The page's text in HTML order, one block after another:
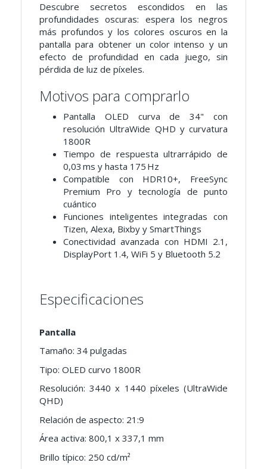
Descubre secretos escondidos en las
profundidades oscuras: espera los negros
más profundos y los colores oscuros en la
pantalla para obtener un color intenso y un
efecto de profundidad en cada juego, sin
pérdida de luz de píxeles.
Motivos para comprarlo
Pantalla OLED curva de 34" con
resolución UltraWide QHD y curvatura
1800R
Tiempo de respuesta ultrarrápido de
0,03 ms y hasta 175 Hz
Compatible con HDR10+, FreeSync
Premium Pro y tecnología de punto
cuántico
Funciones inteligentes integradas con
Tizen, Alexa, Bixby y SmartThings
Conectividad avanzada con HDMI 2.1,
DisplayPort 1.4, WiFi 5 y Bluetooth 5.2
Especificaciones
Pantalla
Tamaño: 34 pulgadas
Tipo: OLED curvo 1800R
Resolución: 3440 x 1440 píxeles (UltraWide
QHD)
Relación de aspecto: 21:9
Área activa: 800,1 x 337,1 mm
Brillo típico: 250 cd/m²